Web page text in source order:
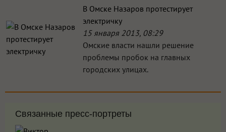
В Омске Назаров протестирует
электричку
15 января 2013, 08:29
Омские власти нашли решение
проблемы пробок на главных
городских улицах.
Связанные пресс-портреты